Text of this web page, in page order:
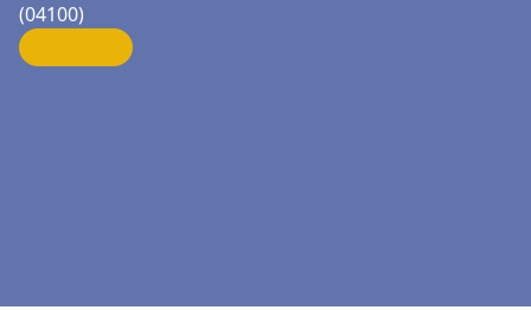
(04100)